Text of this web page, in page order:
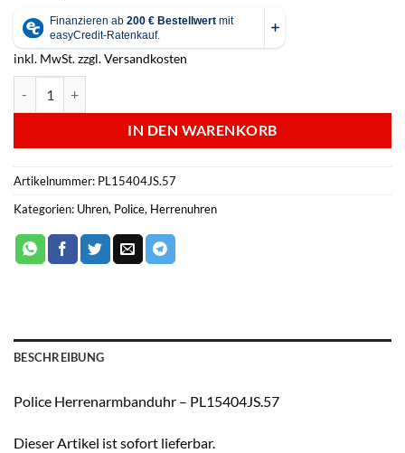
inkl. MwSt.zzgl.Versandkosten
IN DEN WARENKORB
Artikelnummer: PL15404JS.57
Kategorien: Uhren, Police, Herrenuhren
BESCHREIBUNG
Police Herrenarmbanduhr – PL15404JS.57
Dieser Artikel ist sofort lieferbar.